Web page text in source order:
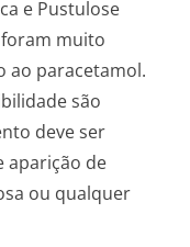
e Pustulose
foram muito
ao paracetamol.
são
deve ser
aparição de
ou qualquer